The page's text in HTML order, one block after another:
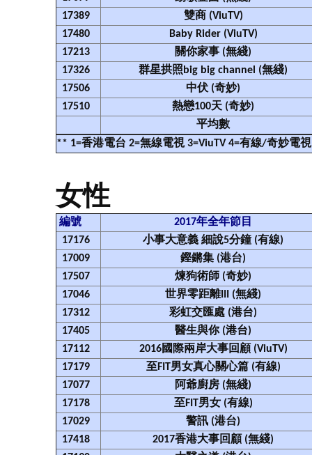
17389
雙商 (ViuTV)
17480
Baby Rider (ViuTV)
17213
關你家事 (無綫)
17326
群星拱照big big channel (無綫)
17506
中伏 (奇妙)
17510
熱戀100天 (奇妙)
平均數
** 1=香港電台 2=無線電視 3=ViuTV 4=有線/奇妙電視
女性
編號
2017年全年節目
17176
小事大意義 細說5分鐘 (有線)
17009
鏗鏘集 (港台)
17507
煉狗術師 (奇妙)
17046
世界零距離III (無綫)
17312
彩虹交匯處 (港台)
17405
醫生與你 (港台)
17112
2016國際兩岸大事回顧 (ViuTV)
17179
至FIT男女真心關心篇 (有線)
17077
阿爺廚房 (無綫)
17178
至FIT男女 (有線)
17029
警訊 (港台)
17418
2017香港大事回顧 (無綫)